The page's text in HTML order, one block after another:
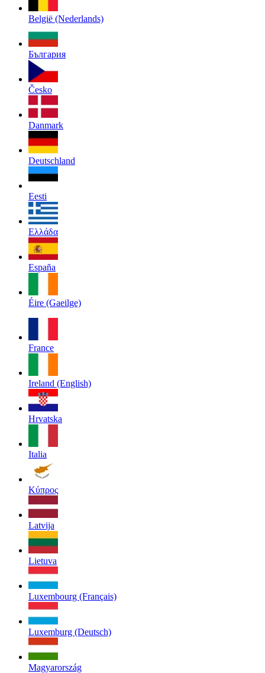
België (Nederlands)
България
Česko
Danmark
Deutschland
Eesti
Ελλάδα
España
Éire (Gaeilge)
France
Ireland (English)
Hrvatska
Italia
Κύπρος
Latvija
Lietuva
Luxembourg (Français)
Luxemburg (Deutsch)
Magyarország